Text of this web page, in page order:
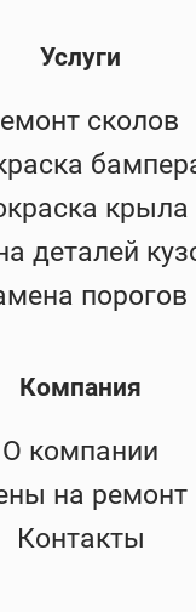
Услуги
сколов
крыла
деталей
порогов
Компания
О компании
на ремонт
Контакты